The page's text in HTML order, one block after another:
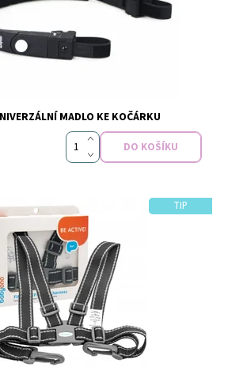
Skladem
MADLO KE KOČÁRKU
TIP
Skladem